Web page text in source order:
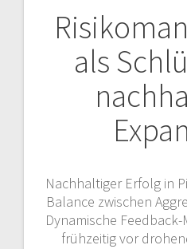
als
Nachhaltiger Erfolg in
Balance zwischen
Dynamische
frühzeitig vor